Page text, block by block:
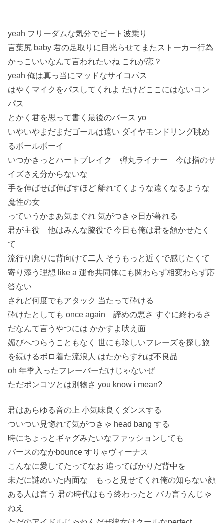
yeah フリーダムな気分でビート波乗り
言葉尻 baby 君の足取りに目光らせてまたストーカー行為
かっこいいなんて言われたいね これが恋？
yeah 俺は真っ当にマッドなサイコパス
はやくマイクをパスしてくれよ だけどここにはないコン
パス
とかく君を思って書く最後のバース yo
いやいやまだまだゴールは遠い ダイヤモンドリング眺め
るボールボーイ
いつかきっとハートブレイク 弾丸ライナー 今は指のサ
イズさえ分からないな
手を伸ばせば伸ばすほど 離れてくような遠くなるような
魔性の女
っていうかまあ気まぐれ 気がつきゃ日が暮れる
君が主役 他はみんな脇役で 今日も俺は君を頷かせたく
て
流行り廃りに背向けて二人 そうもっと近くで感じたくて
寄り添う理想 like a 運命共同体にも関わらず相変わらず応
答ない
されど何度でもアタック 当たって砕ける
砕けたとしても once again 諦めの悪さ すぐに終わるさ
だなんて言うやつには かかすよ吠え面
媚びへつらうこともなく 世にも珍しいフレーズを探し旅
を続けるボロ着た流浪人 はたからすれば不良品
oh 年季入ったフレーバーだけじゃないぜ
ただポンコツとは別物さ you know i mean?
君はあらゆる音の上 小気味良くダンスする
ついつい見惚れて気がつきゃ head bang する
時にちょっとギャグみたいなファッションしても
バースのなかbounce すりゃヴィーナス
こんなに愛してたってなお 追ってばかりだ背中を
未だに謎めいた内面な もっと見せてくれ俺の知らない顔
ある人は言う 君の時代はもう終わったと バカ言うんじゃ
ねえ